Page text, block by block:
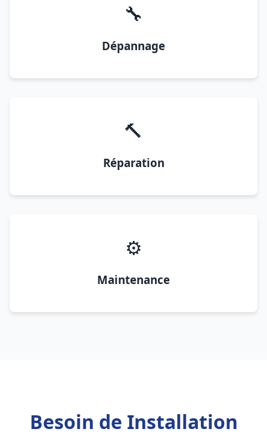
🔧
Dépannage
🔨
Réparation
⚙️
Maintenance
Besoin de Installation